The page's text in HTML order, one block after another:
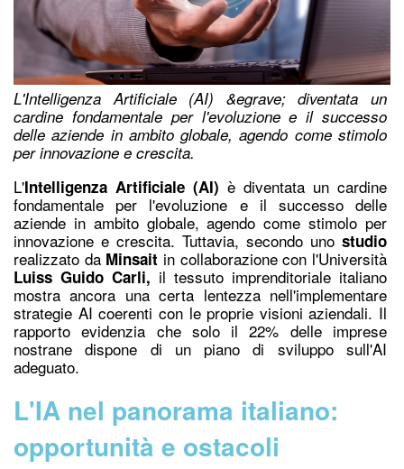
L'Intelligenza Artificiale (AI) &egrave; diventata un
cardine fondamentale per l'evoluzione e il successo
delle aziende in ambito globale, agendo come stimolo
per innovazione e crescita.
L'Intelligenza Artificiale (AI) è diventata un cardine
fondamentale per l'evoluzione e il successo delle
aziende in ambito globale, agendo come stimolo per
innovazione e crescita. Tuttavia, secondo uno studio
realizzato da Minsait in collaborazione con l'Università
Luiss Guido Carli, il tessuto imprenditoriale italiano
mostra ancora una certa lentezza nell'implementare
strategie AI coerenti con le proprie visioni aziendali. Il
rapporto evidenzia che solo il 22% delle imprese
nostrane dispone di un piano di sviluppo sull'AI
adeguato.
L'IA nel panorama italiano:
opportunità e ostacoli